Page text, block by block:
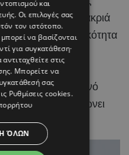
περίσταση, μακριά
και με διακριτικότητα
τη σχέση τους. Η
Κυριακή 2
καλοκαιρινό
να συμπληρώνει
και
Οι επιλογές σας
τον ιστότοπο.
να βασίζονται
για συγκατάθεση·
στις
. Μπορείτε να
σας
Ρυθμίσεις cookies.
ΌΛΩΝ